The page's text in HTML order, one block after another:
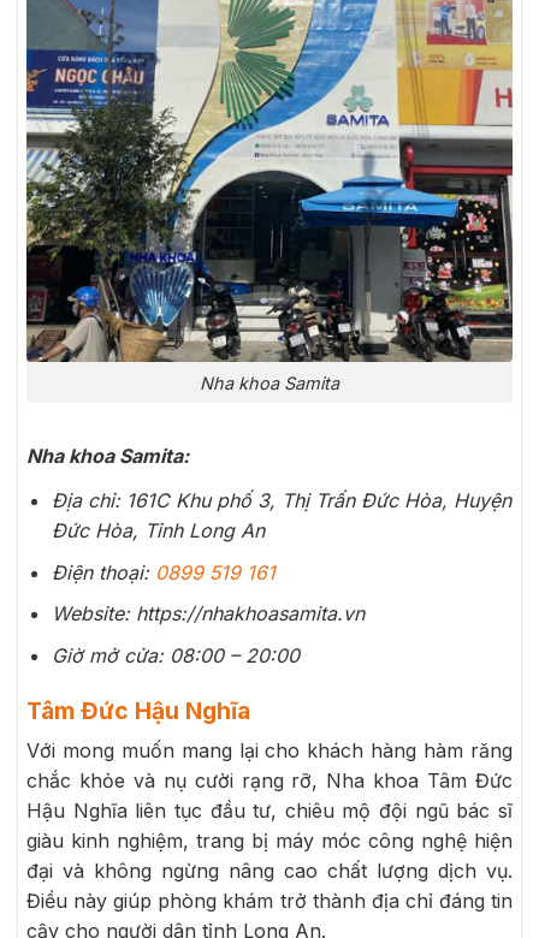
Nha khoa Samita
Nha khoa Samita:
Địa chỉ: 161C Khu phố 3, Thị Trấn Đức Hòa, Huyện
Đức Hòa, Tỉnh Long An
Điện thoại: 0899 519 161
Website: https://nhakhoasamita.vn
Giờ mở cửa: 08:00 – 20:00
Tâm Đức Hậu Nghĩa
Với mong muốn mang lại cho khách hàng hàm răng
chắc khỏe và nụ cười rạng rỡ, Nha khoa Tâm Đức
Hậu Nghĩa liên tục đầu tư, chiêu mộ đội ngũ bác sĩ
giàu kinh nghiệm, trang bị máy móc công nghệ hiện
đại và không ngừng nâng cao chất lượng dịch vụ.
Điều này giúp phòng khám trở thành địa chỉ đáng tin
cậy cho người dân tỉnh Long An.